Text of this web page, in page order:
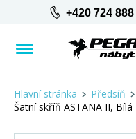
+420 724
Hlavní stránka Předsíň
Šatní skříň ASTANA II, Bílá